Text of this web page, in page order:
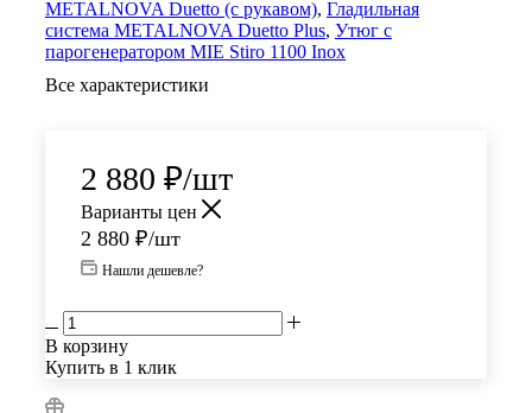
METALNOVA Duetto (с рукавом), Гладильная
система METALNOVA Duetto Plus, Утюг с
парогенератором MIE Stiro 1100 Inox
Все характеристики
2 880 ₽/шт
Варианты цен
2 880 ₽/шт
Нашли дешевле?
В корзину
Купить в 1 клик